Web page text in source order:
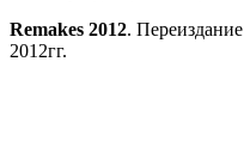
Remakes 2012.
2012гг.